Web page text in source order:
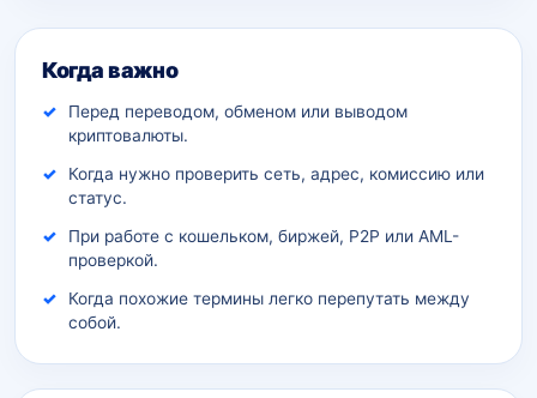
Дополнительный контекст
Когда важно
Перед переводом, обменом или выводом
криптовалюты.
Когда нужно проверить сеть, адрес, комиссию или
статус.
При работе с кошельком, биржей, P2P или AML-
проверкой.
Когда похожие термины легко перепутать между
собой.